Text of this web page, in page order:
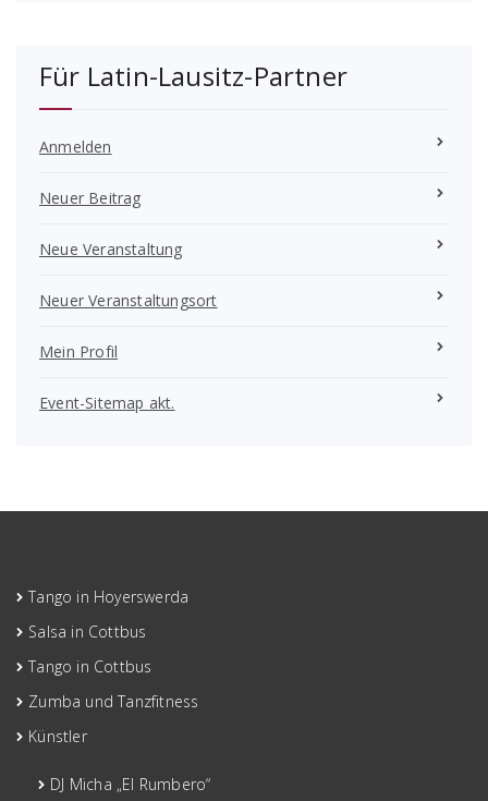
Für Latin-Lausitz-Partner
Anmelden
Neuer Beitrag
Neue Veranstaltung
Neuer Veranstaltungsort
Mein Profil
Event-Sitemap akt.
Tango in Hoyerswerda
Salsa in Cottbus
Tango in Cottbus
Zumba und Tanzfitness
Künstler
DJ Micha „El Rumbero“